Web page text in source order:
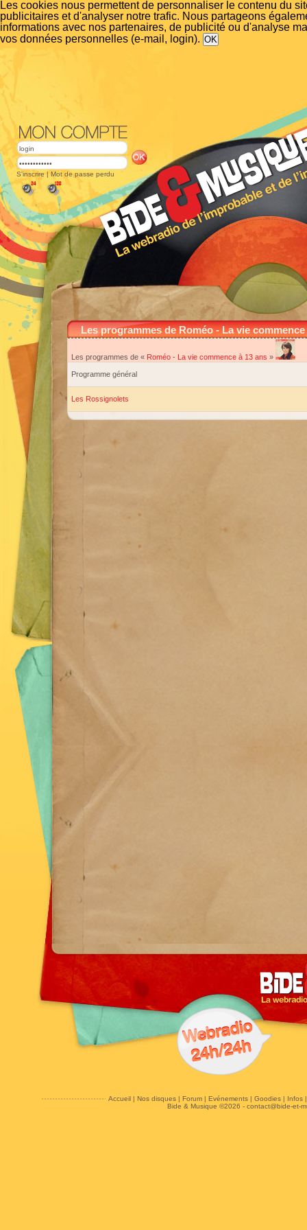
Les cookies nous permettent de personnaliser le contenu du
publicitaires et d'analyser notre trafic. Nous partageons
informations avec nos partenaires, de publicité ou d'analyse
vos données personnelles (e-mail, login).
S'inscrire | Mot de passe perdu
Les programmes de Roméo - La vie commence
Les programmes de « Roméo - La vie commence à 13 ans »
Programme général
Les Rossignolets
Accueil| Nos disques| Forum| Evénements| Goodies| Infos
Bide & Musique ©2026 - contact@bide-et-